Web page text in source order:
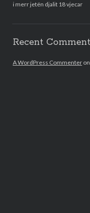
i merr jetën djalit 18 vjecar
Recent
A WordPress Commenteron